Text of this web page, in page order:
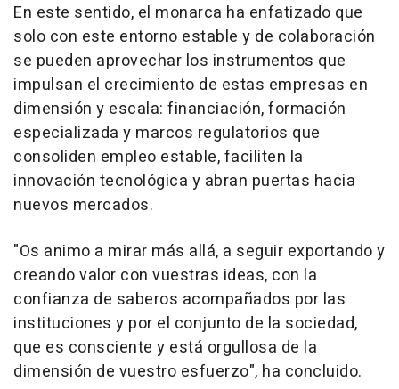
En este sentido, el monarca ha enfatizado que
solo con este entorno estable y de colaboración
se pueden aprovechar los instrumentos que
impulsan el crecimiento de estas empresas en
dimensión y escala: financiación, formación
especializada y marcos regulatorios que
consoliden empleo estable, faciliten la
innovación tecnológica y abran puertas hacia
nuevos mercados.
"Os animo a mirar más allá, a seguir exportando y
creando valor con vuestras ideas, con la
confianza de saberos acompañados por las
instituciones y por el conjunto de la sociedad,
que es consciente y está orgullosa de la
dimensión de vuestro esfuerzo", ha concluido.